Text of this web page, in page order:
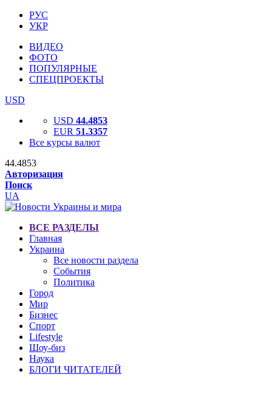
РУС
УКР
ВИДЕО
ФОТО
ПОПУЛЯРНЫЕ
СПЕЦПРОЕКТЫ
USD
USD 44.4853
EUR 51.3357
Все курсы валют
44.4853
Авторизация
Поиск
UA
ВСЕ РАЗДЕЛЫ
Главная
Украина
Все новости раздела
События
Политика
Город
Мир
Бизнес
Спорт
Lifestyle
Шоу-биз
Наука
БЛОГИ ЧИТАТЕЛЕЙ